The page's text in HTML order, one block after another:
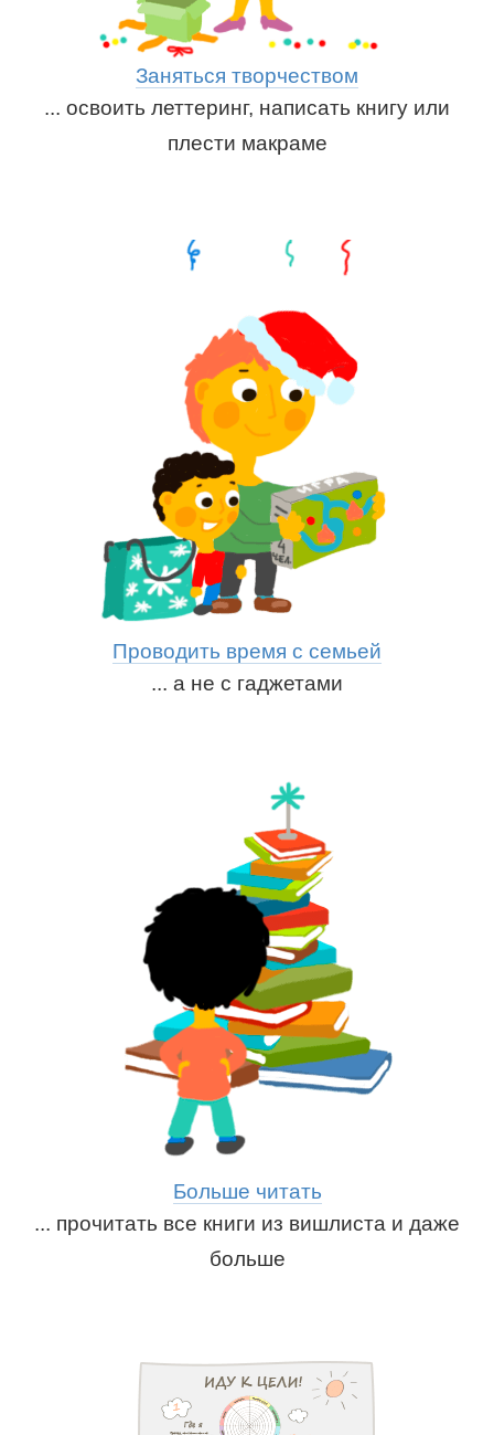
Заняться творчеством
... освоить леттеринг, написать книгу или
плести макраме
Проводить время с семьей
... а не с гаджетами
Больше читать
... прочитать все книги из вишлиста и даже
больше